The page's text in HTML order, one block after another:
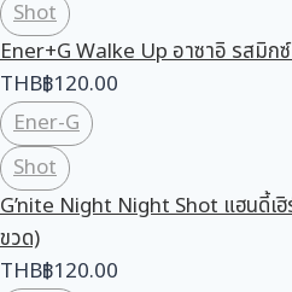
Shot
Ener+G Walke Up อาซาอิ รสมิก
THB฿120.00
Ener-G
Shot
G’nite Night Night Shot แฮนดี้เ
ขวด)
THB฿120.00